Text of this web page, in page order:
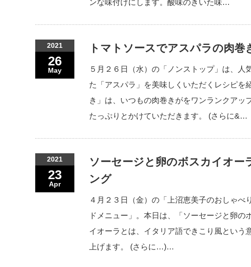
ンな味付けにします。酸味のきいた味…
2021
26
May
トマトソースでアスパラの肉巻
５月２６日（水）の「ノンストップ」は、人
た「アスパラ」を美味しくいただくレシピを
き」は、いつもの肉巻きがをワンランクアッ
たっぷりとかけていただきます。 (さらに&…
2021
23
Apr
ソーセージと卵のボスカイオー
ング
４月２３日（金）の「上沼恵美子のおしゃ
ドメニュー」。本日は、「ソーセージと卵
イオーラとは、イタリア語できこり風という
上げます。 (さらに…)…